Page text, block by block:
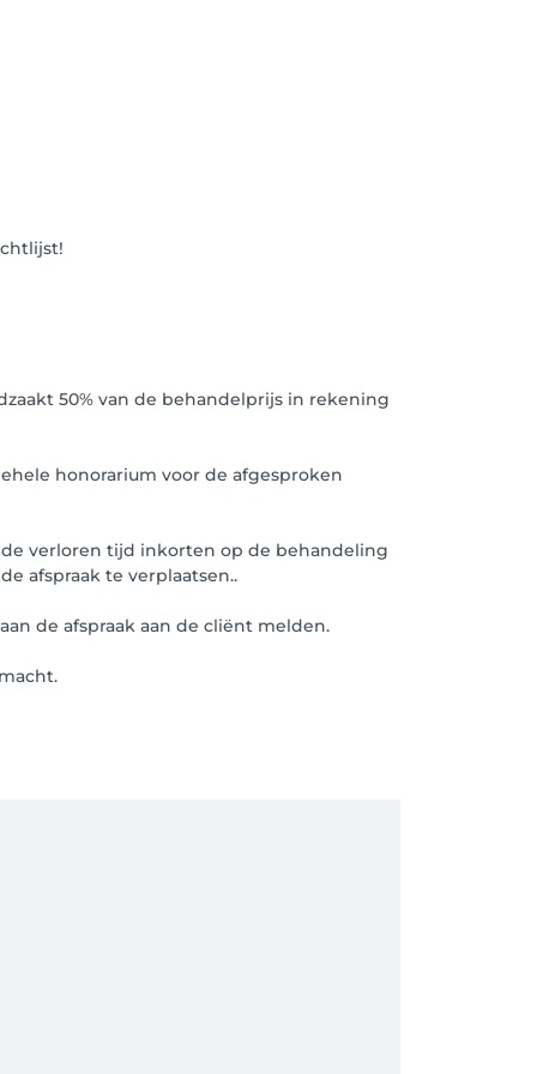
50% van de behandelprijs in rekening
honorarium voor de afgesproken
verloren tijd inkorten op de behandeling
afspraak te verplaatsen..
de afspraak aan de cliënt melden.